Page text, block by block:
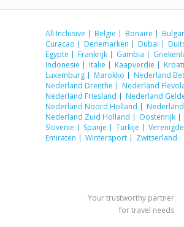
All Inclusive Belgie Bonaire
Curacao
Denemarken Dubai
Egypte
Frankrijk Gambia
Indonesie
Italie Kaapverdie
Luxemburg
Marokko
Nederland
Nederland Drenthe
Nederland
Nederland Friesland
Nederland
Nederland Noord Holland
Nederland Zuid Holland
Oostenrijk
Slovenie
Spanje Turkije
Emiraten
Wintersport Zwitserland
Your trustworthy partner
for travel needs